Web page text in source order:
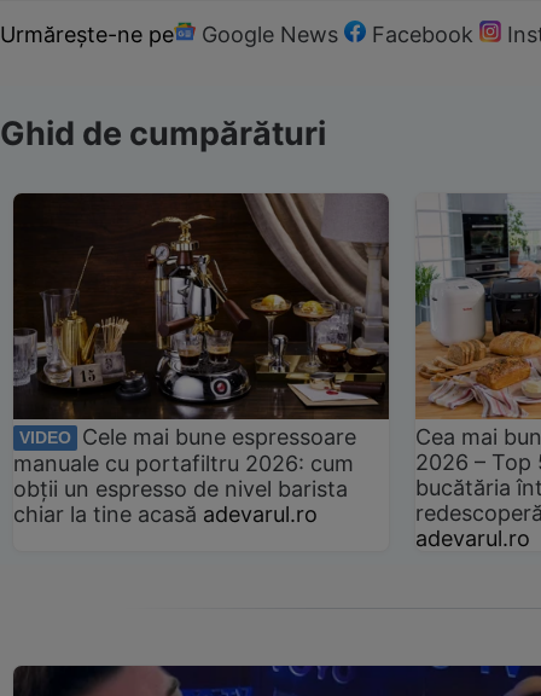
Urmărește-ne pe Google News Facebook
Ghid de cumpărături
VIDEO
Cele mai bune espressoare
manuale cu portafiltru 2026: cum
obții un espresso de nivel barista
chiar la tine acasă adevarul.ro
Cea mai
2026 –
bucătăria
adevarul.ro